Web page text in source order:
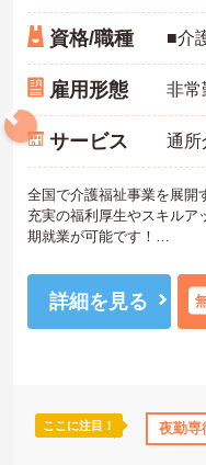
研修制度あり 産休･
資格/職種
雇用形態
サービス 通所
全国で介護福祉事業を展開
充実の福利厚生やスキルア
期就業が可能です！
すのでお気軽にご相談くだ
詳細を見る
ここに注目！ 夜勤専